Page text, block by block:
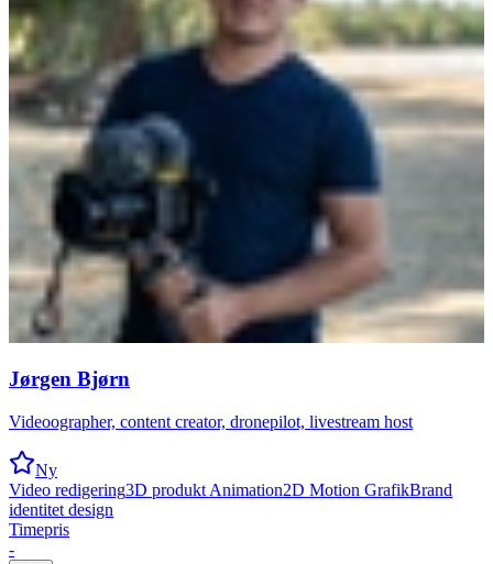
Jørgen Bjørn
Videoographer, content creator, dronepilot, livestream host
Ny
Video redigering3D produkt Animation2D Motion GrafikBrand
identitet design
Timepris
-